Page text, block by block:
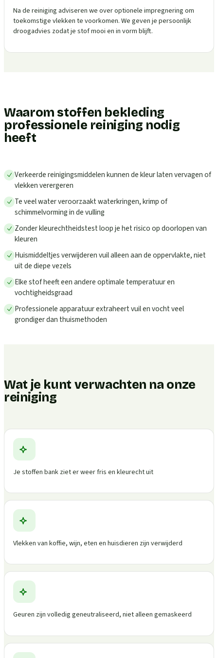
Na de reiniging adviseren we over optionele impregnering om
toekomstige vlekken te voorkomen. We geven je persoonlijk
droogadvies zodat je stof mooi en in vorm blijft.
Waarom stoffen bekleding
professionele reiniging nodig
heeft
Verkeerde reinigingsmiddelen kunnen de kleur laten vervagen of
vlekken verergeren
Te veel water veroorzaakt waterkringen, krimp of
schimmelvorming in de vulling
Zonder kleurechtheidstest loop je het risico op doorlopen van
kleuren
Huismiddeltjes verwijderen vuil alleen aan de oppervlakte, niet
uit de diepe vezels
Elke stof heeft een andere optimale temperatuur en
vochtigheidsgraad
Professionele apparatuur extraheert vuil en vocht veel
grondiger dan thuismethoden
Wat je kunt verwachten na onze
reiniging
Je stoffen bank ziet er weer fris en kleurecht uit
Vlekken van koffie, wijn, eten en huisdieren zijn verwijderd
Geuren zijn volledig geneutraliseerd, niet alleen gemaskeerd